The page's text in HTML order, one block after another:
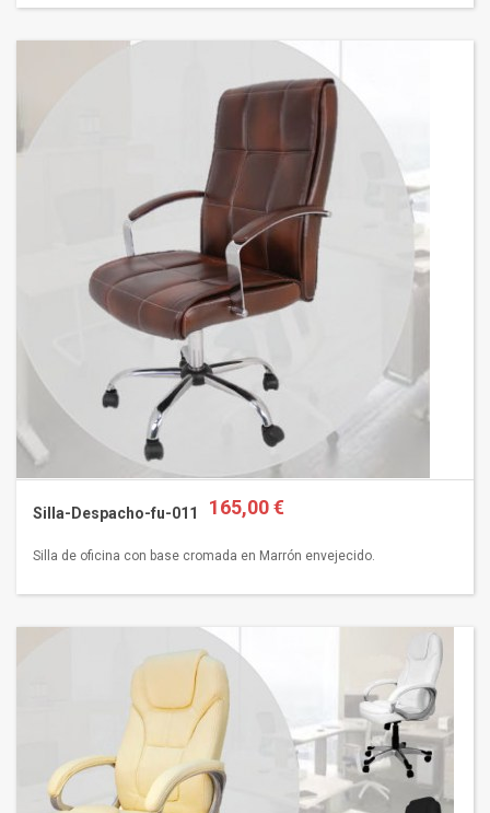
Silla-Despacho-fu-011 165,00 €
Silla de oficina con base cromada en Marrón envejecido.